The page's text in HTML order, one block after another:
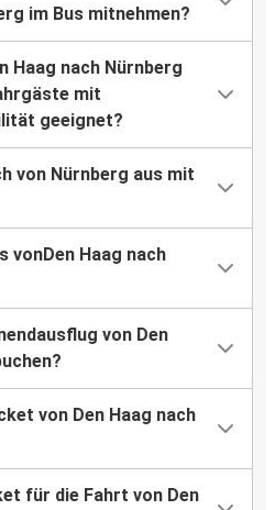
im Bus mitnehmen?
Haag nach Nürnberg
mit
geeignet?
von Nürnberg aus mit
vonDen Haag nach
von Den
von Den Haag nach
für die Fahrt von Den